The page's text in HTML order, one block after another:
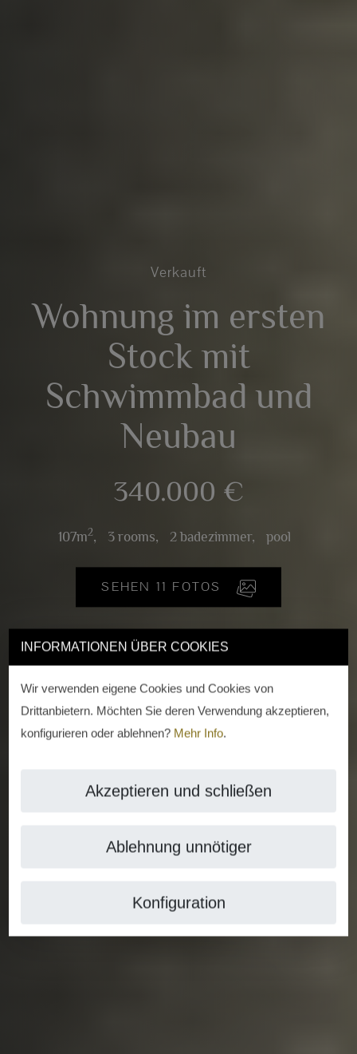
INFORMATIONEN ÜBER COOKIES
Wir verwenden eigene Cookies und Cookies von
Drittanbietern. Möchten Sie deren Verwendung akzeptieren,
konfigurieren oder ablehnen? Mehr Info.
Akzeptieren und schließen
Ablehnung unnötiger
Konfiguration
Verkauft
Wohnung im ersten
Stock mit
Schwimmbad und
Neubau
340.000 €
107m2, 3 rooms, 2 badezimmer, pool
SEHEN 11 FOTOS